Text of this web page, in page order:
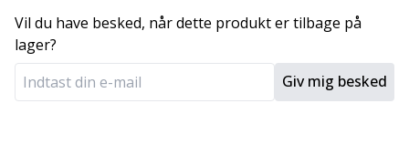
Vil du have besked, når dette produkt er tilbage på
lager?
Giv mig besked